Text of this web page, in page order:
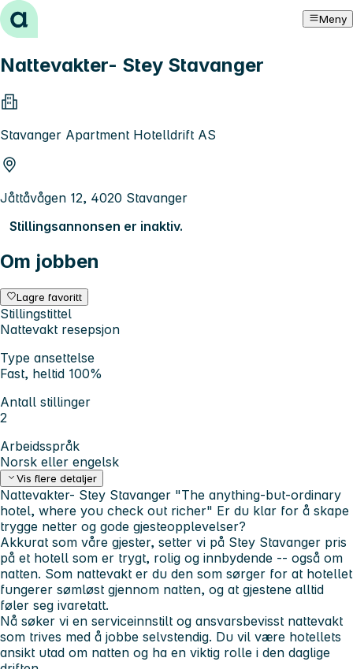
Hopp til innhold Meny
Nattevakter- Stey Stavanger
Stavanger Apartment Hotelldrift AS
Jåttåvågen 12, 4020 Stavanger
Stillingsannonsen er inaktiv.
Om jobben
Lagre favoritt
Stillingstittel
Nattevakt resepsjon
Type ansettelse
Fast, heltid 100%
Antall stillinger
2
Arbeidsspråk
Norsk eller engelsk
Vis flere detaljer
Nattevakter- Stey Stavanger "The anything-but-ordinary
hotel, where you check out richer" Er du klar for å skape
trygge netter og gode gjesteopplevelser?
Akkurat som våre gjester, setter vi på Stey Stavanger pris
på et hotell som er trygt, rolig og innbydende -- også om
natten. Som nattevakt er du den som sørger for at hotellet
fungerer sømløst gjennom natten, og at gjestene alltid
føler seg ivaretatt.
Nå søker vi en serviceinnstilt og ansvarsbevisst nattevakt
som trives med å jobbe selvstendig. Du vil være hotellets
ansikt utad om natten og ha en viktig rolle i den daglige